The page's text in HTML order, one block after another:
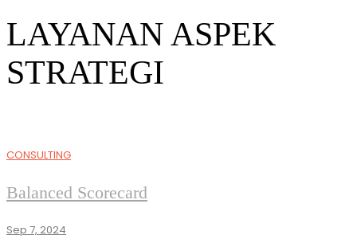
LAYANAN ASPEK
STRATEGI
CONSULTING
Balanced Scorecard
Sep 7, 2024